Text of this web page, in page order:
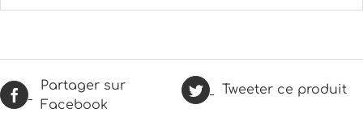
Partager sur
Facebook
Tweeter ce produit